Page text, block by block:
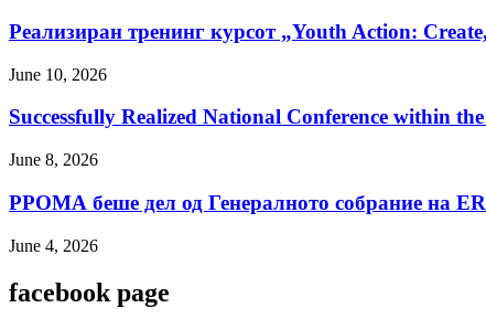
Реализиран тренинг курсот „Youth Action:
June 10, 2026
Successfully Realized National Conference within
June 8, 2026
РРОМА беше дел од Генералното собрание на
June 4, 2026
facebook page